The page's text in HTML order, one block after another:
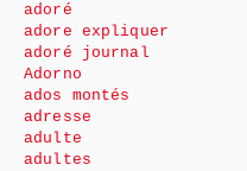
adoré
adore expliquer
adoré journal
Adorno
ados montés
adresse
adulte
adultes